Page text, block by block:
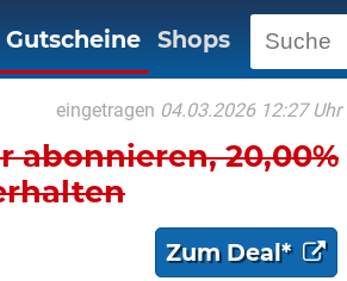
Gutscheine Shops
eingetragen 04.03.2026 12:27 Uhr
abonnieren, 20,00%
Zum Deal*